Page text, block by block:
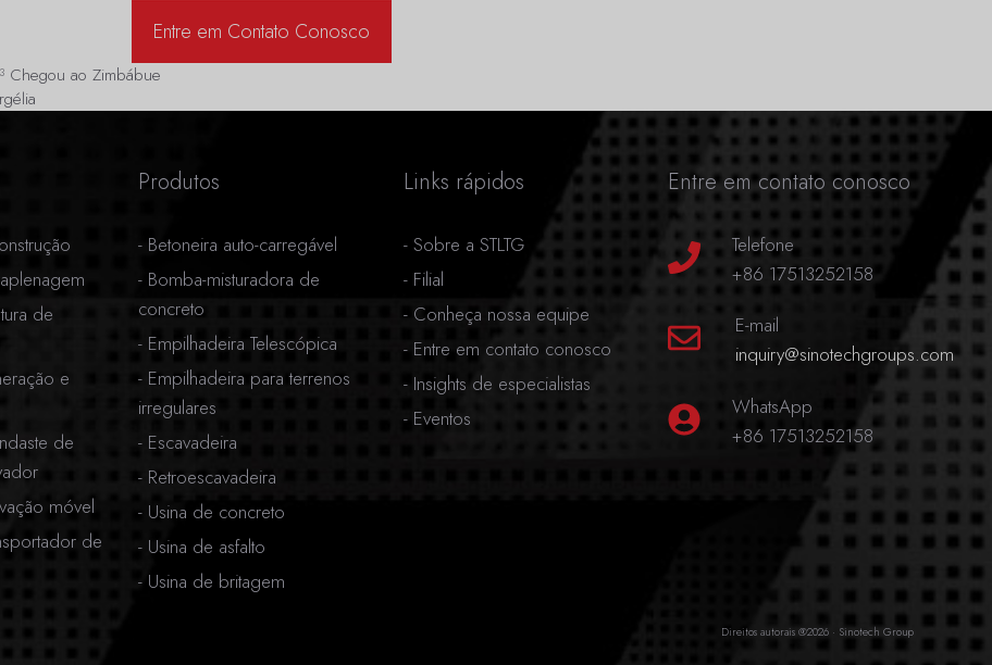
Entre em Contato Conosco
Chegou ao Zimbábue
de
e
de
móvel
de
Produtos
- Betoneira auto-carregável
- Bomba-misturadora de
concreto
- Empilhadeira Telescópica
- Empilhadeira para terrenos
irregulares
- Escavadeira
- Retroescavadeira
- Usina de concreto
- Usina de asfalto
- Usina de britagem
Links rápidos
- Sobre a STLTG
- Filial
- Conheça nossa equipe
- Entre em contato conosco
- Insights de especialistas
- Eventos
Entre em contato conosco
Telefone
+86 17513252158
E-mail
inquiry@sinotechgroups.com
WhatsApp
+86 17513252158
Direitos autorais @2026 · Sinotech Group